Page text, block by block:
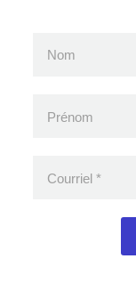
Nom
Prénom
Courriel *